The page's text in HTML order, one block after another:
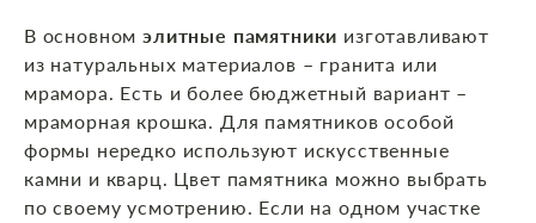
В основномэлитные памятники изготавливают
из натуральных материалов – гранита или
мрамора. Есть и более бюджетный вариант –
мраморная крошка. Для памятников особой
формы нередко используют искусственные
камни и кварц. Цвет памятника можно выбрать
по своему усмотрению. Если на одном участке